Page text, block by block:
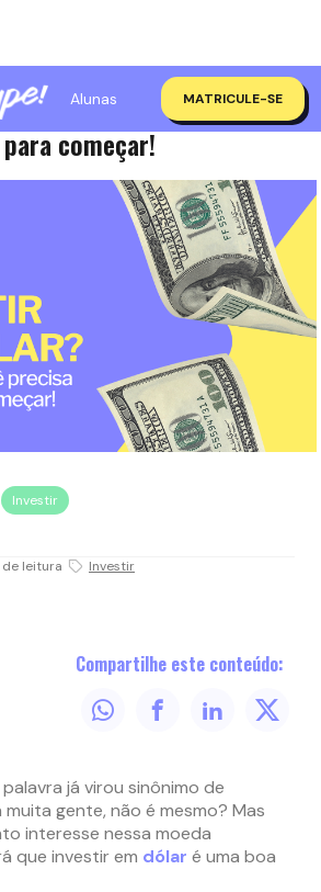
Alunas MATRICULE-SE
dólar? Tudo que você
começar!
Investir
de leitura Investir
Compartilhe este conteúdo:
já virou sinônimo de
gente, não é mesmo? Mas
interesse nessa moeda
que investir em dólar é uma boa